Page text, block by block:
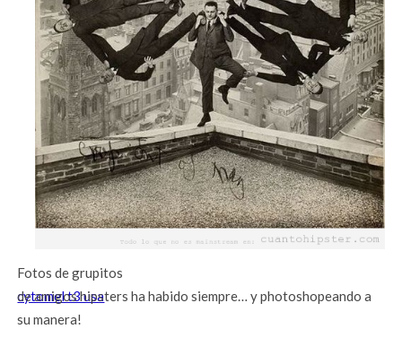
Fotos de grupitos
cytomel t3 usa
de amigos hipsters ha habido siempre… y photoshopeando a
su manera!